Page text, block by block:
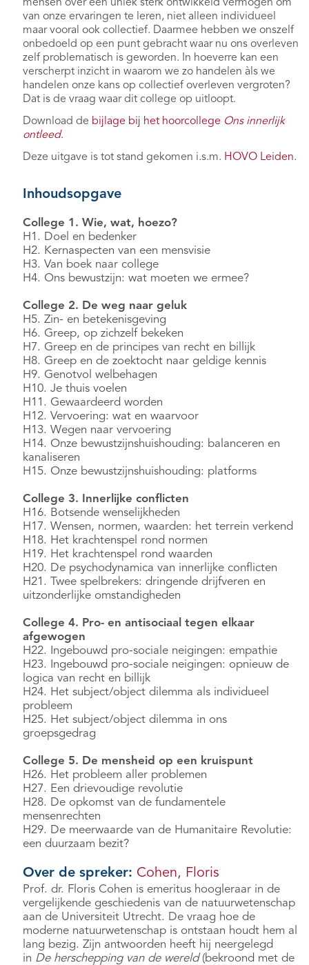
mensen over een uniek sterk ontwikkeld vermogen om
van onze ervaringen te leren, niet alleen individueel
maar vooral ook collectief. Daarmee hebben we onszelf
onbedoeld op een punt gebracht waar nu ons overleven
zelf problematisch is geworden. In hoeverre kan een
verscherpt inzicht in waarom we zo handelen àls we
handelen onze kans op collectief overleven vergroten?
Dat is de vraag waar dit college op uitloopt.
Download de bijlage bij het hoorcollege Ons innerlijk
ontleed.
Deze uitgave is tot stand gekomen i.s.m. HOVO Leiden.
Inhoudsopgave
College 1. Wie, wat, hoezo?
H1. Doel en bedenker
H2. Kernaspecten van een mensvisie
H3. Van boek naar college
H4. Ons bewustzijn: wat moeten we ermee?
College 2. De weg naar geluk
H5. Zin- en betekenisgeving
H6. Greep, op zichzelf bekeken
H7. Greep en de principes van recht en billijk
H8. Greep en de zoektocht naar geldige kennis
H9. Genotvol welbehagen
H10. Je thuis voelen
H11. Gewaardeerd worden
H12. Vervoering: wat en waarvoor
H13. Wegen naar vervoering
H14. Onze bewustzijnshuishouding: balanceren en
kanaliseren
H15. Onze bewustzijnshuishouding: platforms
College 3. Innerlijke conflicten
H16. Botsende wenselijkheden
H17. Wensen, normen, waarden: het terrein verkend
H18. Het krachtenspel rond normen
H19. Het krachtenspel rond waarden
H20. De psychodynamica van innerlijke conflicten
H21. Twee spelbrekers: dringende drijfveren en
uitzonderlijke omstandigheden
College 4. Pro- en antisociaal tegen elkaar
afgewogen
H22. Ingebouwd pro-sociale neigingen: empathie
H23. Ingebouwd pro-sociale neigingen: opnieuw de
logica van recht en billijk
H24. Het subject/object dilemma als individueel
probleem
H25. Het subject/object dilemma in ons
groepsgedrag
College 5. De mensheid op een kruispunt
H26. Het probleem aller problemen
H27. Een drievoudige revolutie
H28. De opkomst van de fundamentele
mensenrechten
H29. De meerwaarde van de Humanitaire Revolutie:
een duurzaam bezit?
Over de spreker: Cohen, Floris
Prof. dr. Floris Cohen is emeritus hoogleraar in de
vergelijkende geschiedenis van de natuurwetenschap
aan de Universiteit Utrecht. De vraag hoe de
moderne natuurwetenschap is ontstaan houdt hem al
lang bezig. Zijn antwoorden heeft hij neergelegd
in De herschepping van de wereld(bekroond met de